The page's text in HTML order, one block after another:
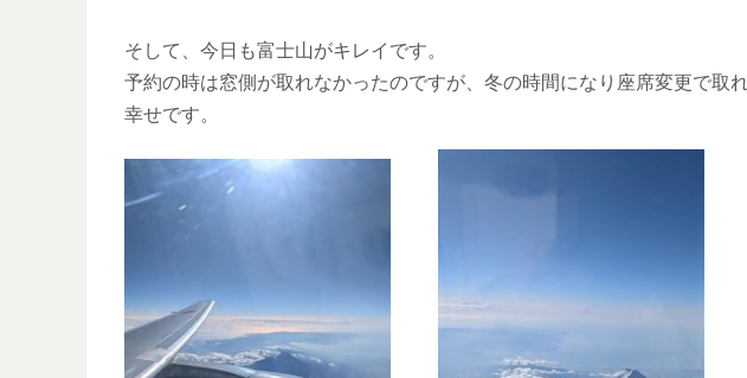
そして、今日も富士山がキレイです。
予約の時は窓側が取れなかったのですが、冬の時間になり座席変更で取
幸せです。